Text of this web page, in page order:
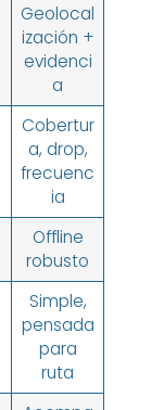
Geolocal
ización +
evidenci
a
Cobertur
a, drop,
frecuenc
ia
Offline
robusto
Simple,
pensada
para
ruta